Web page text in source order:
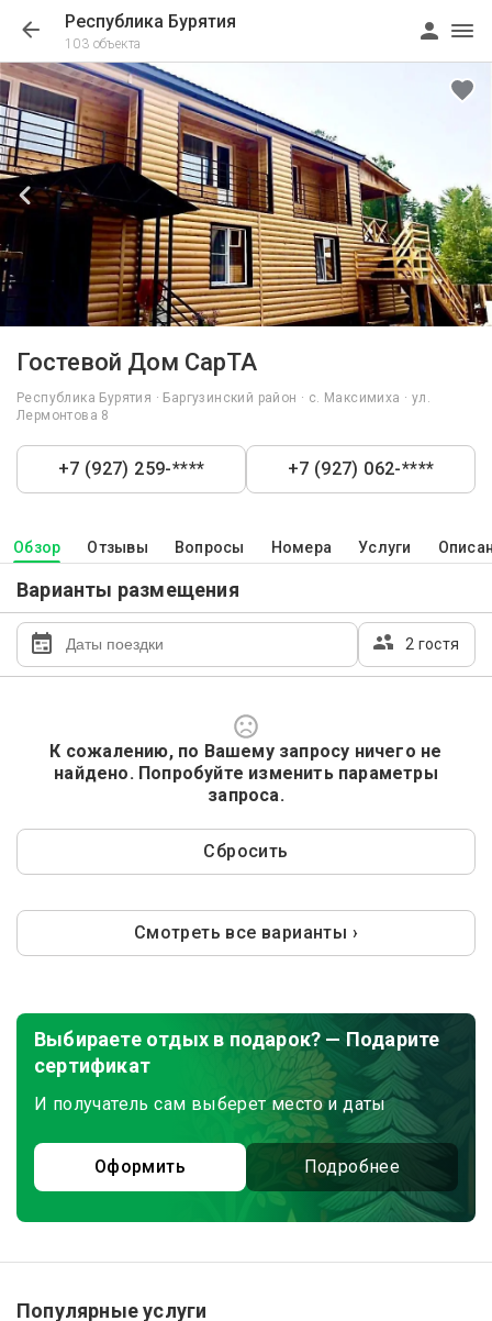
Республика Бурятия
103 объекта
Гостевой Дом СарТА
Республика Бурятия · Баргузинский район · с. Максимиха · ул.
Лермонтова 8
+7 (927) 259-**** +7 (927) 062-****
Обзор Отзывы Вопросы Номера Услуги
Варианты размещения
2 гостя
К сожалению, по Вашему запросу ничего не
найдено. Попробуйте изменить параметры
запроса.
Сбросить
Смотреть все варианты ›
Выбираете отдых в подарок? — Подарите
сертификат
И получатель сам выберет место и даты
Оформить Подробнее
Популярные услуги